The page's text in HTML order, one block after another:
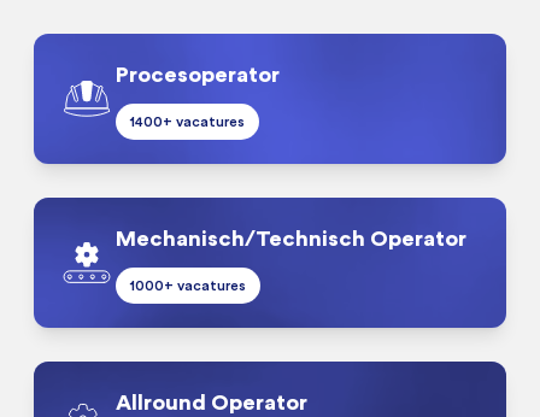
Procesoperator
1400+ vacatures
Mechanisch/Technisch Operator
1000+ vacatures
Allround Operator